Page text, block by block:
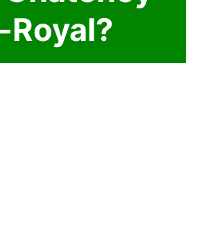
Royal?